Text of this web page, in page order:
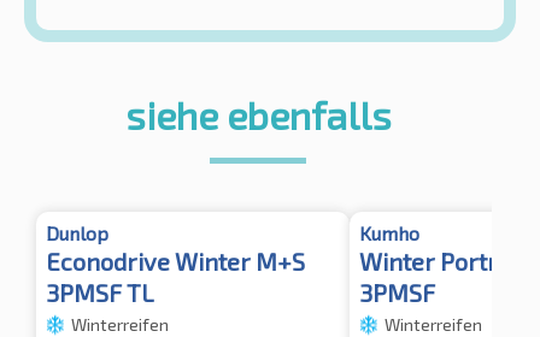
siehe ebenfalls
Dunlop
Econodrive Winter M+S
3PMSF TL
Winterreifen
Kumho
Winter Portran
3PMSF
Winterreifen